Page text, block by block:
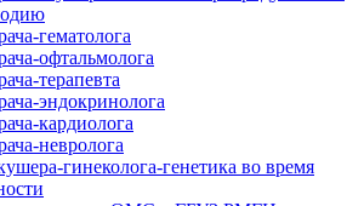
гематолога
офтальмолога
терапевта
эндокринолога
кардиолога
невролога
гинеколога-генетика во время